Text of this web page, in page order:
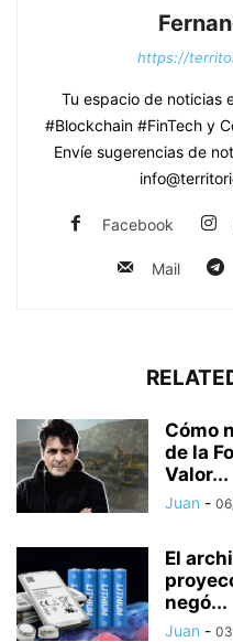
https://
Tu espacio de noticias
#Blockchain #FinTech y
Envíe sugerencias de
Facebook
Mail
Cómo
de la
Valor...
Juan -
El
negó...
Juan -